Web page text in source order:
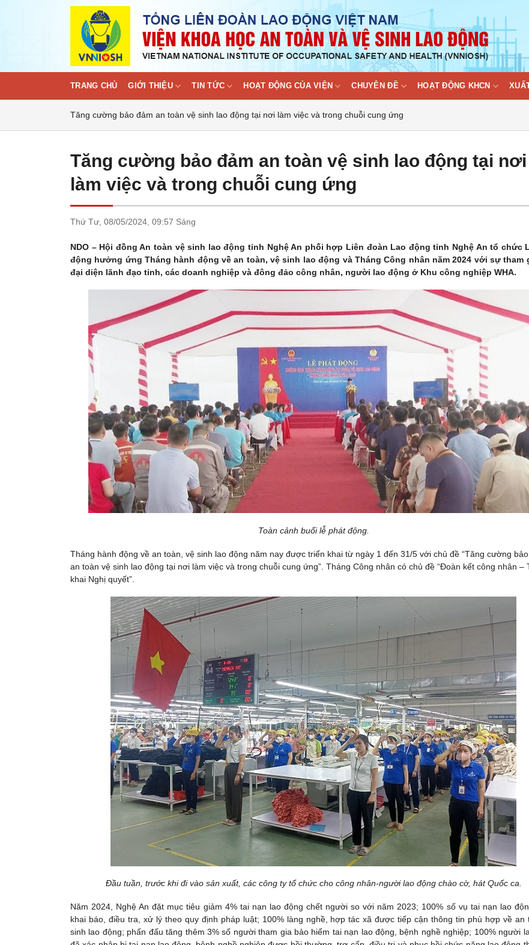
TRANG CHỦ GIỚI THIỆU TIN TỨC HOẠT ĐỘNG CỦA VIỆN CHUYÊN ĐỀ HOẠT ĐỘNG KHCN
Tăng cường bảo đảm an toàn vệ sinh lao động tại nơi làm việc và trong chuỗi cung ứng
Tăng cường bảo đảm an toàn vệ sinh lao động tại nơi
làm việc và trong chuỗi cung ứng
Thứ Tư, 08/05/2024, 09:57 Sáng
NDO – Hội đồng An toàn vệ sinh lao động tỉnh Nghệ An phối hợp Liên đoàn Lao động tỉnh Nghệ An tổ chức
động hưởng ứng Tháng hành động về an toàn, vệ sinh lao động và Tháng Công nhân năm 2024 với sự tham
đại diện lãnh đạo tỉnh, các doanh nghiệp và đông đảo công nhân, người lao động ở Khu công nghiệp WHA.
Toàn cảnh buổi lễ phát động.
Tháng hành động về an toàn, vệ sinh lao động năm nay được triển khai từ ngày 1 đến 31/5 với chủ đề “Tăng cường
an toàn vệ sinh lao động tại nơi làm việc và trong chuỗi cung ứng”. Tháng Công nhân có chủ đề “Đoàn kết công nhân –
khai Nghị quyết”.
Đầu tuần, trước khi đi vào sản xuất, các công ty tổ chức cho công nhân-người lao động chào cờ, hát Quốc ca.
Năm 2024, Nghệ An đặt mục tiêu giảm 4% tai nạn lao động chết người so với năm 2023; 100% số vụ tai nạn lao
khai báo, điều tra, xử lý theo quy định pháp luật; 100% làng nghề, hợp tác xã được tiếp cận thông tin phù hợp về an
sinh lao động; phấn đấu tăng thêm 3% số người tham gia bảo hiểm tai nạn lao động, bệnh nghề nghiệp; 100% người